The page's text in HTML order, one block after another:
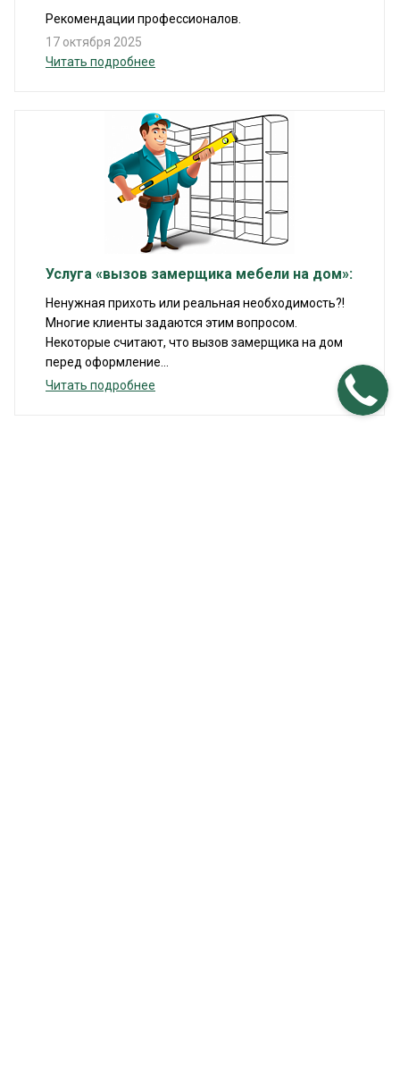
Рекомендации профессионалов.
17 октября 2025
Читать подробнее
Услуга «вызов замерщика мебели на дом»:
Ненужная прихоть или реальная необходимость?!
Многие клиенты задаются этим вопросом.
Некоторые считают, что вызов замерщика на дом
перед оформление...
Читать подробнее